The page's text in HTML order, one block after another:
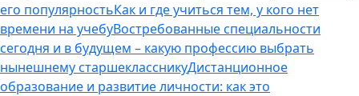
его популярностьКак и где учиться тем, у кого нет
времени на учебуВостребованные специальности
сегодня и в будущем – какую профессию выбрать
нынешнему старшеклассникуДистанционное
образование и развитие личности: как это